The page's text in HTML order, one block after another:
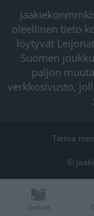
oleellinen tieto
löytyvät
Suomen
paljon
verkkosivusto,
Tietoa
©
Uutiset